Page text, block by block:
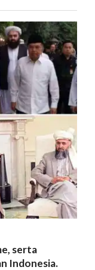
serta
Indonesia.